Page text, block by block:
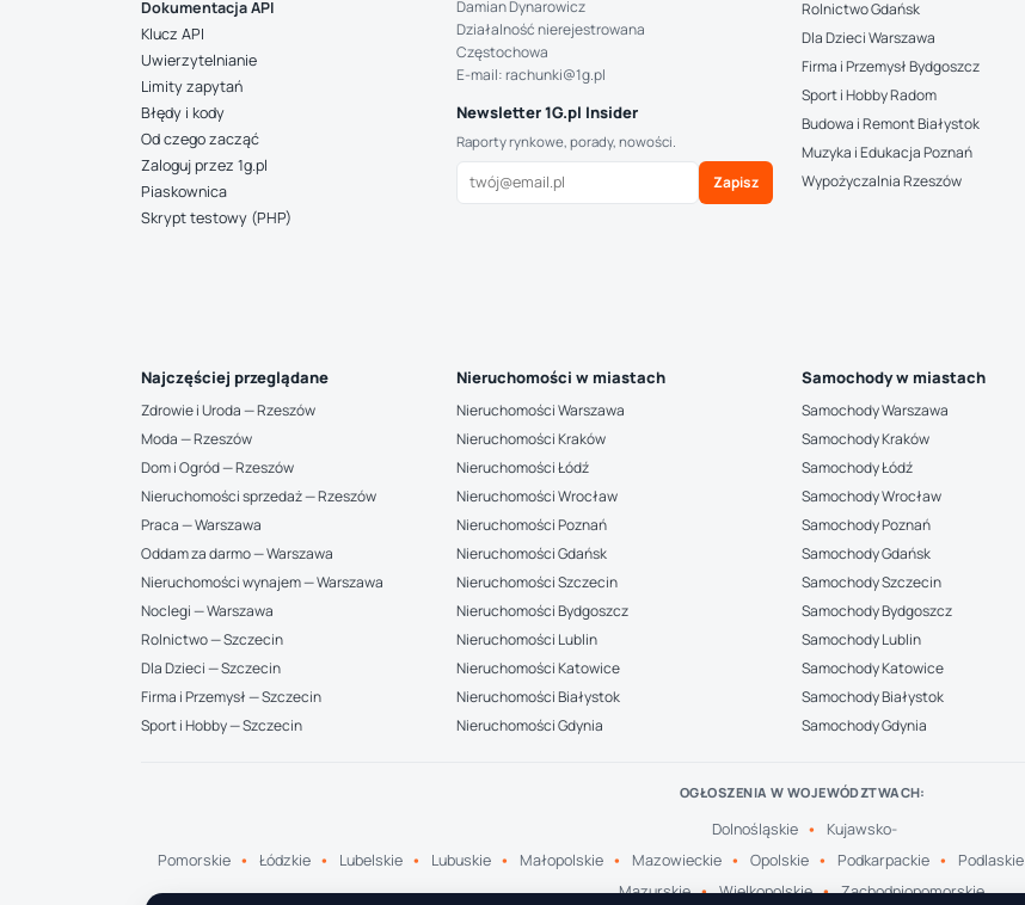
Dokumentacja API
Klucz API
Uwierzytelnianie
Limity zapytań
Błędy i kody
Od czego zacząć
Zaloguj przez 1g.pl
Piaskownica
Skrypt testowy (PHP)
Damian Dynarowicz
Działalność nierejestrowana
Częstochowa
E-mail: rachunki@1g.pl
Newsletter 1G.pl Insider
Raporty rynkowe, porady, nowości.
Zapisz
Rolnictwo Gdańsk
Dla Dzieci Warszawa
Firma i Przemysł Bydgoszcz
Sport i Hobby Radom
Budowa i Remont Białystok
Muzyka i Edukacja Poznań
Wypożyczalnia Rzeszów
Najczęściej przeglądane
Zdrowie i Uroda — Rzeszów
Moda — Rzeszów
Dom i Ogród — Rzeszów
Nieruchomości sprzedaż — Rzeszów
Praca — Warszawa
Oddam za darmo — Warszawa
Nieruchomości wynajem — Warszawa
Noclegi — Warszawa
Rolnictwo — Szczecin
Dla Dzieci — Szczecin
Firma i Przemysł — Szczecin
Sport i Hobby — Szczecin
Nieruchomości w miastach
Nieruchomości Warszawa
Nieruchomości Kraków
Nieruchomości Łódź
Nieruchomości Wrocław
Nieruchomości Poznań
Nieruchomości Gdańsk
Nieruchomości Szczecin
Nieruchomości Bydgoszcz
Nieruchomości Lublin
Nieruchomości Katowice
Nieruchomości Białystok
Nieruchomości Gdynia
Samochody w miastach
Samochody Warszawa
Samochody Kraków
Samochody Łódź
Samochody Wrocław
Samochody Poznań
Samochody Gdańsk
Samochody Szczecin
Samochody Bydgoszcz
Samochody Lublin
Samochody Katowice
Samochody Białystok
Samochody Gdynia
OGŁOSZENIA W WOJEWÓDZTWACH:
Dolnośląskie
Kujawsko-
Pomorskie
Łódzkie Lubelskie Lubuskie Małopolskie Mazowieckie Opolskie Podkarpackie Podlaskie
Mazurskie
Wielkopolskie Zachodniopomorskie